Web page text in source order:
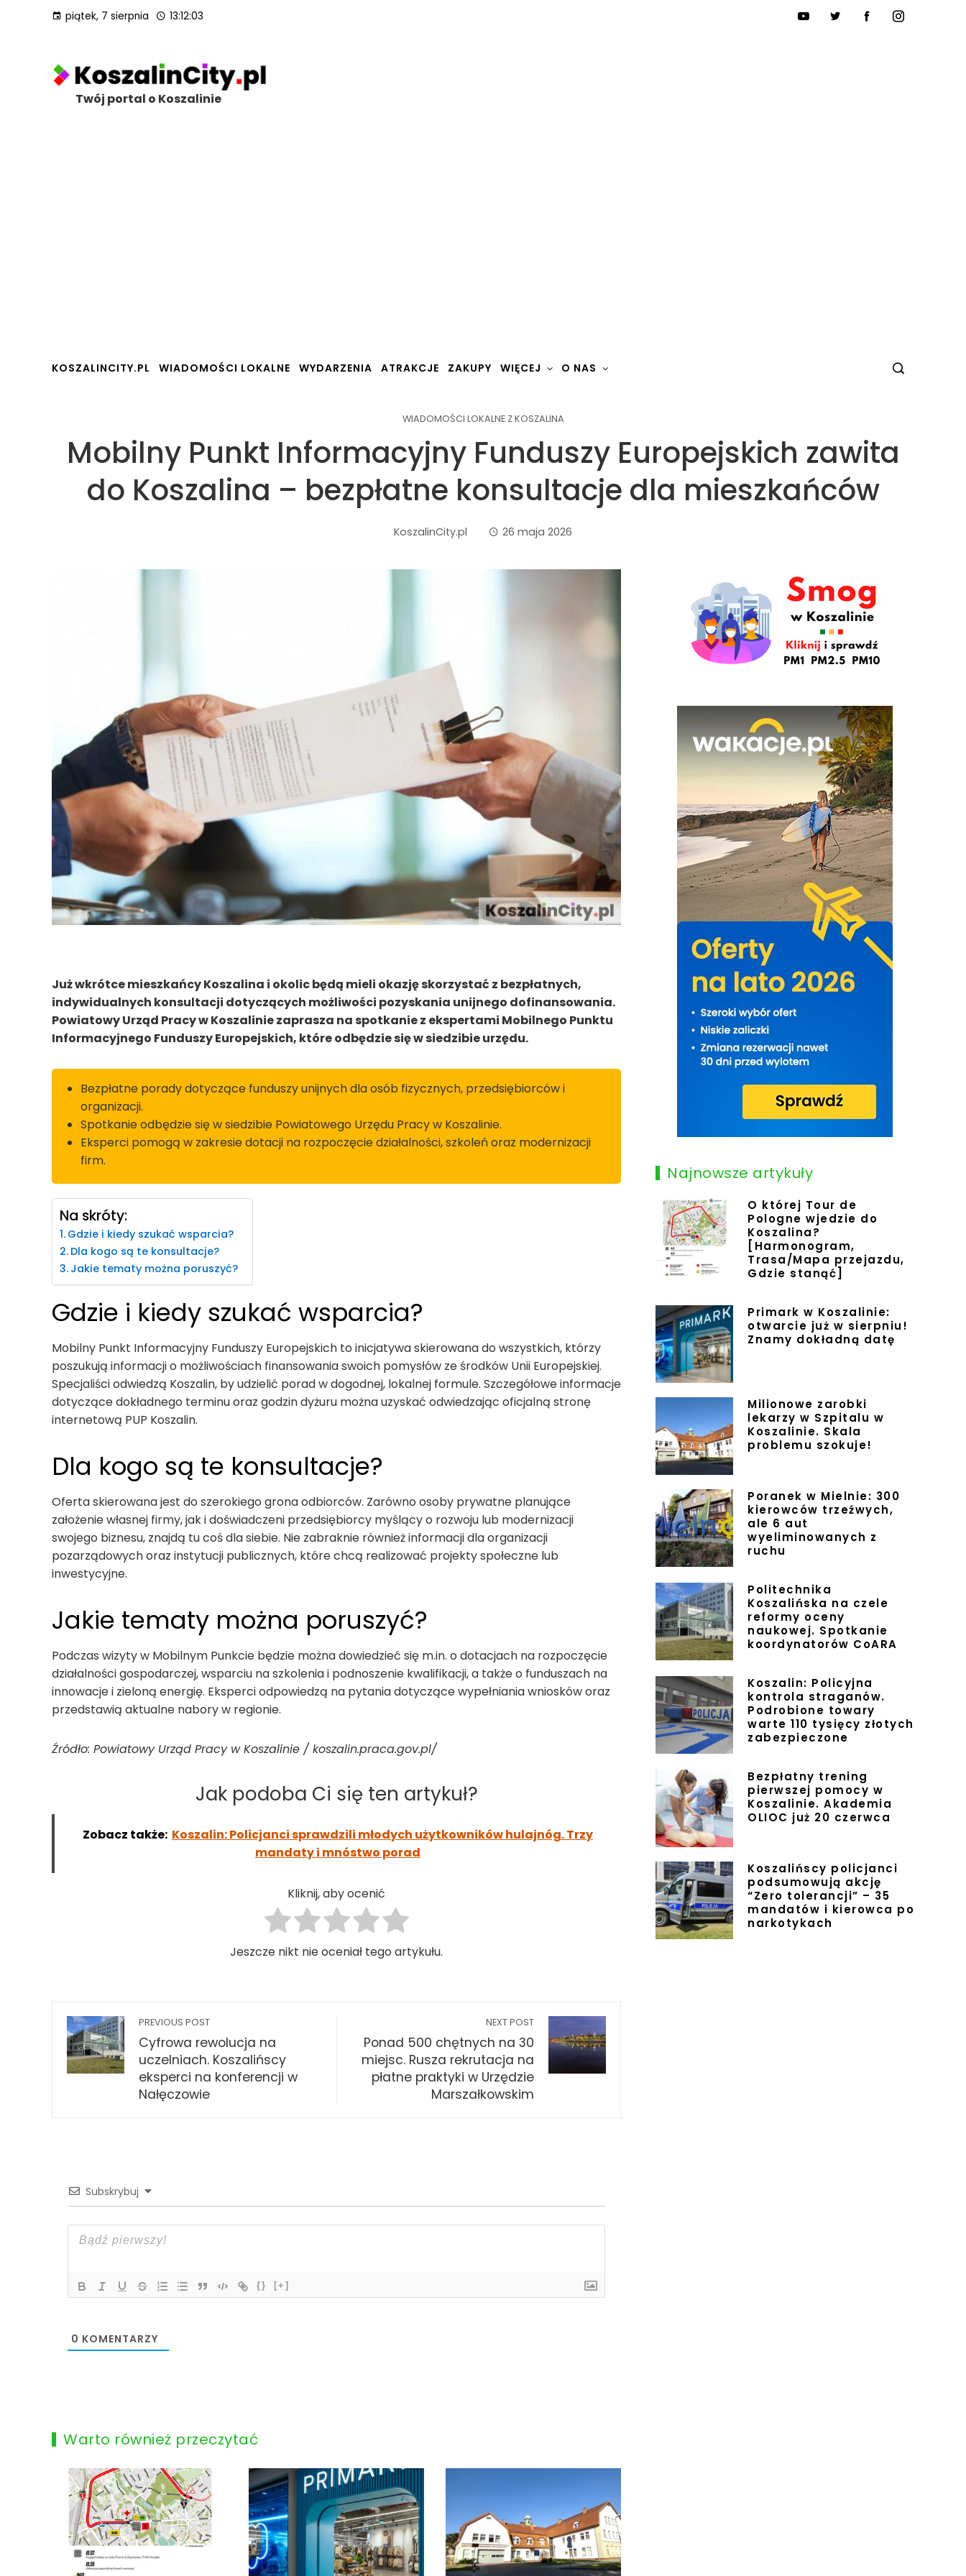
piątek, 7 sierpnia 13:12:04
Twój portal o Koszalinie
KOSZALINCITY.PL WIADOMOŚCI LOKALNE WYDARZENIA ATRAKCJE ZAKUPY WIĘCEJ O NAS
WIADOMOŚCI LOKALNE Z KOSZALINA
Mobilny Punkt Informacyjny Funduszy Europejskich zawita
do Koszalina – bezpłatne konsultacje dla mieszkańców
KoszalinCity.pl 26 maja 2026
Już wkrótce mieszkańcy Koszalina i okolic będą mieli okazję skorzystać z bezpłatnych,
indywidualnych konsultacji dotyczących możliwości pozyskania unijnego dofinansowania.
Powiatowy Urząd Pracy w Koszalinie zaprasza na spotkanie z ekspertami Mobilnego Punktu
Informacyjnego Funduszy Europejskich, które odbędzie się w siedzibie urzędu.
Bezpłatne porady dotyczące funduszy unijnych dla osób fizycznych, przedsiębiorców i
organizacji.
Spotkanie odbędzie się w siedzibie Powiatowego Urzędu Pracy w Koszalinie.
Eksperci pomogą w zakresie dotacji na rozpoczęcie działalności, szkoleń oraz modernizacji
firm.
Na skróty:
Gdzie i kiedy szukać wsparcia?
Dla kogo są te konsultacje?
Jakie tematy można poruszyć?
Gdzie i kiedy szukać wsparcia?
Mobilny Punkt Informacyjny Funduszy Europejskich to inicjatywa skierowana do wszystkich, którzy
poszukują informacji o możliwościach finansowania swoich pomysłów ze środków Unii Europejskiej.
Specjaliści odwiedzą Koszalin, by udzielić porad w dogodnej, lokalnej formule. Szczegółowe informacje
dotyczące dokładnego terminu oraz godzin dyżuru można uzyskać odwiedzając oficjalną stronę
internetową PUP Koszalin.
Dla kogo są te konsultacje?
Oferta skierowana jest do szerokiego grona odbiorców. Zarówno osoby prywatne planujące
założenie własnej firmy, jak i doświadczeni przedsiębiorcy myślący o rozwoju lub modernizacji
swojego biznesu, znajdą tu coś dla siebie. Nie zabraknie również informacji dla organizacji
pozarządowych oraz instytucji publicznych, które chcą realizować projekty społeczne lub
inwestycyjne.
Jakie tematy można poruszyć?
Podczas wizyty w Mobilnym Punkcie będzie można dowiedzieć się m.in. o dotacjach na rozpoczęcie
działalności gospodarczej, wsparciu na szkolenia i podnoszenie kwalifikacji, a także o funduszach na
innowacje i zieloną energię. Eksperci odpowiedzą na pytania dotyczące wypełniania wniosków oraz
przedstawią aktualne nabory w regionie.
Źródło: Powiatowy Urząd Pracy w Koszalinie / koszalin.praca.gov.pl/
Jak podoba Ci się ten artykuł?
Zobacz także: Koszalin: Policjanci sprawdzili młodych użytkowników hulajnóg. Trzy
mandaty i mnóstwo porad
Kliknij, aby ocenić
Jeszcze nikt nie oceniał tego artykułu.
PREVIOUS POST
Cyfrowa rewolucja na
uczelniach. Koszalińscy
eksperci na konferencji w
Nałęczowie
NEXT POST
Ponad 500 chętnych na 30
miejsc. Rusza rekrutacja na
płatne praktyki w Urzędzie
Marszałkowskim
Subskrybuj
{} [+]
0 KOMENTARZY
Warto również przeczytać
Najnowsze artykuły
O której Tour de
Pologne wjedzie do
Koszalina?
[Harmonogram,
Trasa/Mapa przejazdu,
Gdzie stanąć]
Primark w Koszalinie:
otwarcie już w sierpniu!
Znamy dokładną datę
Milionowe zarobki
lekarzy w Szpitalu w
Koszalinie. Skala
problemu szokuje!
Poranek w Mielnie: 300
kierowców trzeźwych,
ale 6 aut
wyeliminowanych z
ruchu
Politechnika
Koszalińska na czele
reformy oceny
naukowej. Spotkanie
koordynatorów CoARA
Koszalin: Policyjna
kontrola straganów.
Podrobione towary
warte 110 tysięcy złotych
zabezpieczone
Bezpłatny trening
pierwszej pomocy w
Koszalinie. Akademia
OLIOC już 20 czerwca
Koszalińscy policjanci
podsumowują akcję
“Zero tolerancji” – 35
mandatów i kierowca po
narkotykach